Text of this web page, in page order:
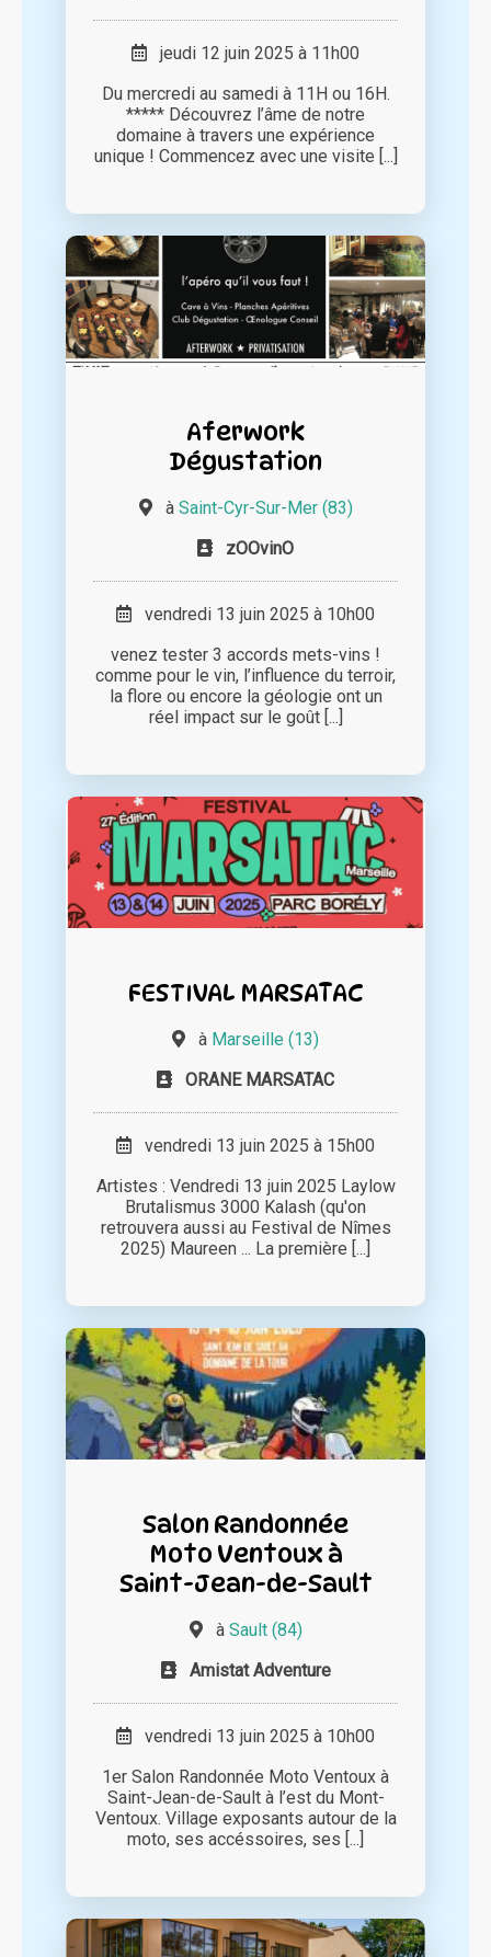
jeudi 12 juin 2025 à 11h00
Du mercredi au samedi à 11H ou 16H.
***** Découvrez l’âme de notre
domaine à travers une expérience
unique ! Commencez avec une visite [...]
Aferwork
Dégustation
à Saint-Cyr-Sur-Mer (83)
zOOvinO
vendredi 13 juin 2025 à 10h00
venez tester 3 accords mets-vins !
comme pour le vin, l’influence du terroir,
la flore ou encore la géologie ont un
réel impact sur le goût [...]
FESTIVAL MARSATAC
à Marseille (13)
ORANE MARSATAC
vendredi 13 juin 2025 à 15h00
Artistes : Vendredi 13 juin 2025 Laylow
Brutalismus 3000 Kalash (qu'on
retrouvera aussi au Festival de Nîmes
2025) Maureen ... La première [...]
Salon Randonnée
Moto Ventoux à
Saint-Jean-de-Sault
à Sault (84)
Amistat Adventure
vendredi 13 juin 2025 à 10h00
1er Salon Randonnée Moto Ventoux à
Saint-Jean-de-Sault à l’est du Mont-
Ventoux. Village exposants autour de la
moto, ses accéssoires, ses [...]